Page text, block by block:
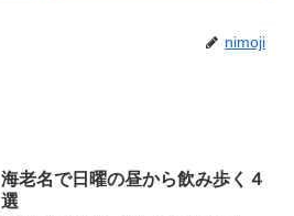
nimoji
海老名で日曜の昼から飲み歩く４
選